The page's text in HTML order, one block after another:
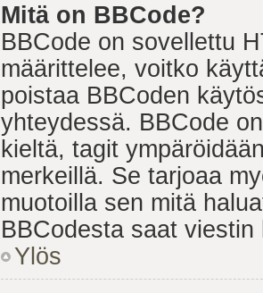
Mitä on BBCode?
BBCode on sovellettu
määrittelee, voitko
poistaa BBCoden
yhteydessä. BBCode
kieltä, tagit
merkeillä. Se tarjoaa
muotoilla sen mitä
BBCodesta saat
Ylös